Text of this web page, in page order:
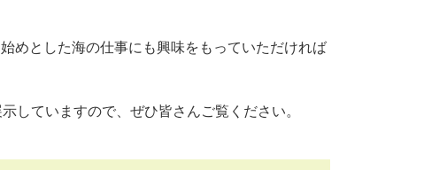
めとした海の仕事にも興味をもっていただければ
していますので、ぜひ皆さんご覧ください。